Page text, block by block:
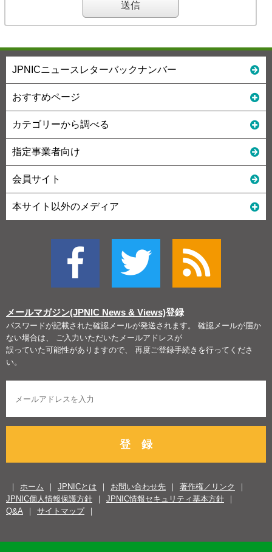
JPNICニュースレターバックナンバー
おすすめページ
カテゴリーから調べる
指定事業者向け
会員サイト
本サイト以外のメディア
メールマガジン(JPNIC News & Views)登録
パスワードが記載された確認メールが発送されます。 確認メールが届か
ない場合は、 ご入力いただいたメールアドレスが
誤っていた可能性がありますので、 再度ご登録手続きを行ってくださ
い。
登 録
ホーム JPNICとは お問い合わせ先
著作権／リンク
JPNIC個人情報保護方針
JPNIC情報セキュリティ基本方針
Q&A
サイトマップ